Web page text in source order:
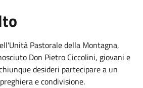
Pastorale della Montagna,
Don Pietro Ciccolini, giovani e
desideri partecipare a un
e condivisione.